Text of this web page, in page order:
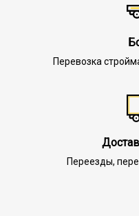
Перевозка
Переезды,